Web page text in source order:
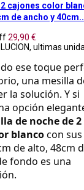
cajones color
de ancho y
29,90 €
ultimas
ese toque
una mesilla
la solución. Y si
opción
de noche de 2
blanco con sus
de alto, 48cm
fondo es una